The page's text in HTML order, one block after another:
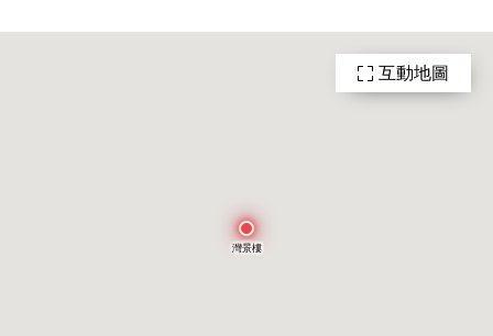
灣景樓
互動地圖